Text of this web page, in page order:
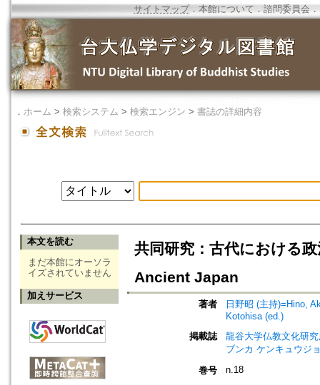
サイトマップ．本館について ． 諮問委員会 ．
． ホーム > 検索システム > 検索エンジン > 書誌の詳細内容
本文を読む
まだ本館にオーソラ
イズされていません
加えサービス
共同研究：古代における
Ancient Japan
著者
日野昭 (主持)=Hino,
Kotohisa (ed.)
掲載誌
龍谷大学仏教文化研
ブンカ ケンキュウジ
巻号
n.18